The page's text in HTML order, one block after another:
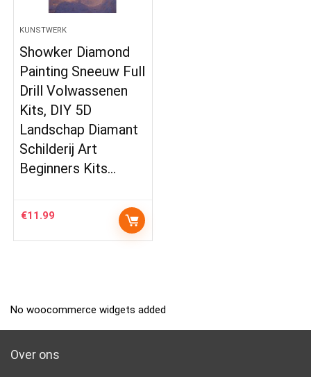
KUNSTWERK
Showker Diamond
Painting Sneeuw Full
Drill Volwassenen
Kits, DIY 5D
Landschap Diamant
Schilderij Art
Beginners Kits…
€11.99
No woocommerce widgets added
Over ons